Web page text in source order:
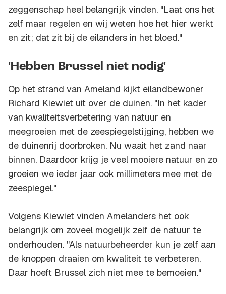
zeggenschap heel belangrijk vinden. "Laat ons het
zelf maar regelen en wij weten hoe het hier werkt
en zit; dat zit bij de eilanders in het bloed."
'Hebben Brussel niet nodig'
Op het strand van Ameland kijkt eilandbewoner
Richard Kiewiet uit over de duinen. "In het kader
van kwaliteitsverbetering van natuur en
meegroeien met de zeespiegelstijging, hebben we
de duinenrij doorbroken. Nu waait het zand naar
binnen. Daardoor krijg je veel mooiere natuur en zo
groeien we ieder jaar ook millimeters mee met de
zeespiegel."
Volgens Kiewiet vinden Amelanders het ook
belangrijk om zoveel mogelijk zelf de natuur te
onderhouden. "Als natuurbeheerder kun je zelf aan
de knoppen draaien om kwaliteit te verbeteren.
Daar hoeft Brussel zich niet mee te bemoeien."